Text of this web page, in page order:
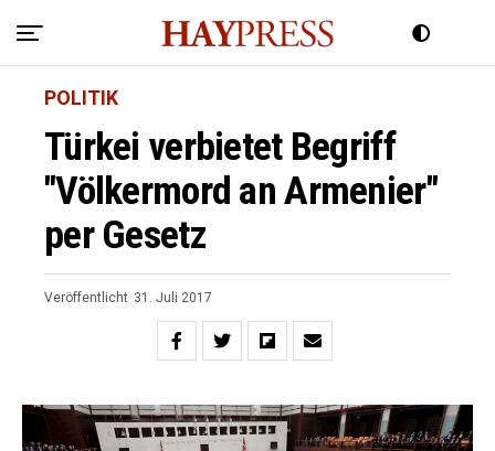
POLITIK
Türkei verbietet Begriff
"Völkermord an Armenier"
per Gesetz
Veröffentlicht 31. Juli 2017